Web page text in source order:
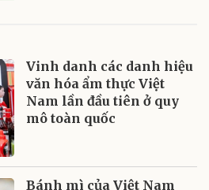
Vinh danh các danh hiệu
văn hóa ẩm thực Việt
Nam lần đầu tiên ở quy
mô toàn quốc
Bánh mì của Việt Nam